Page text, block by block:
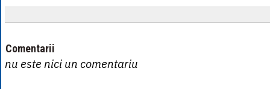
Comentarii
nu este nici un comentariu